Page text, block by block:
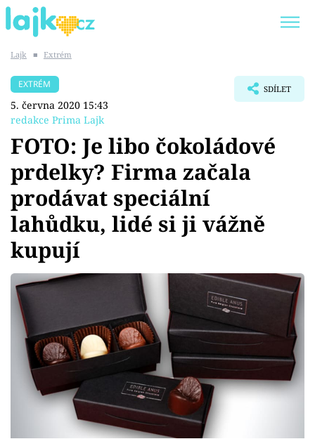
SHOPAHOLICADEL
Témata
Showbyznys
Youtubeři
Virály
Sex a vztahy
Videa
Sledujte prima+
Přihlášení
Lajk ■ Extrém
EXTRÉM
5. června 2020 15:43
redakce Prima Lajk
SDÍLET
FOTO: Je libo čokoládové
prdelky? Firma začala
prodávat speciální
lahůdku, lidé si ji vážně
kupují